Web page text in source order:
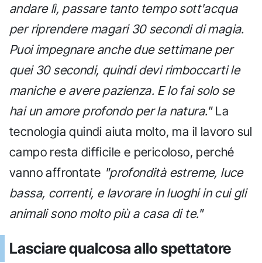
andare lì, passare tanto tempo sott'acqua
per riprendere magari 30 secondi di magia.
Puoi impegnare anche due settimane per
quei 30 secondi, quindi devi rimboccarti le
maniche e avere pazienza. E lo fai solo se
hai un amore profondo per la natura."La
tecnologia quindi aiuta molto, ma il lavoro sul
campo resta difficile e pericoloso, perché
vanno affrontate "profondità estreme, luce
bassa, correnti, e lavorare in luoghi in cui gli
animali sono molto più a casa di te."
Lasciare qualcosa allo spettatore